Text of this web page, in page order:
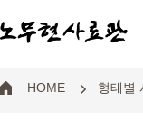
HOME 형태별